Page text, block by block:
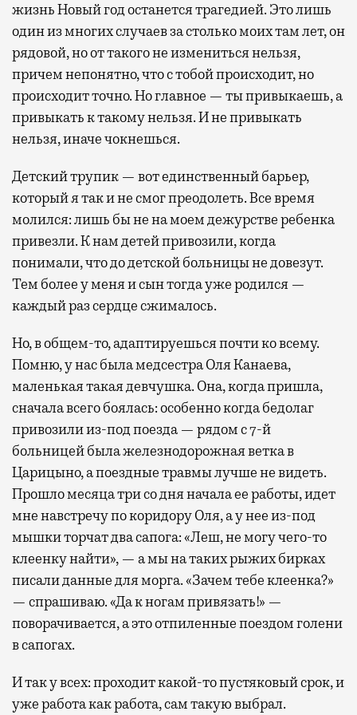
жизнь Новый год останется трагедией. Это лишь
один из многих случаев за столько моих там лет, он
рядовой, но от такого не измениться нельзя,
причем непонятно, что с тобой происходит, но
происходит точно. Но главное — ты привыкаешь, а
привыкать к такому нельзя. И не привыкать
нельзя, иначе чокнешься.
Детский трупик — вот единственный барьер,
который я так и не смог преодолеть. Все время
молился: лишь бы не на моем дежурстве ребенка
привезли. К нам детей привозили, когда
понимали, что до детской больницы не довезут.
Тем более у меня и сын тогда уже родился —
каждый раз сердце сжималось.
Но, в общем-то, адаптируешься почти ко всему.
Помню, у нас была медсестра Оля Канаева,
маленькая такая девчушка. Она, когда пришла,
сначала всего боялась: особенно когда бедолаг
привозили из-под поезда — рядом с 7-й
больницей была железнодорожная ветка в
Царицыно, а поездные травмы лучше не видеть.
Прошло месяца три со дня начала ее работы, идет
мне навстречу по коридору Оля, а у нее из-под
мышки торчат два сапога: «Леш, не могу чего-то
клеенку найти», — а мы на таких рыжих бирках
писали данные для морга. «Зачем тебе клеенка?»
— спрашиваю. «Да к ногам привязать!» —
поворачивается, а это отпиленные поездом голени
в сапогах.
И так у всех: проходит какой-то пустяковый срок, и
уже работа как работа, сам такую выбрал.